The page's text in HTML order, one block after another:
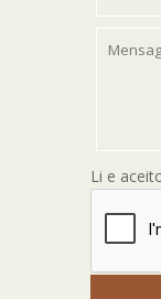
Li e